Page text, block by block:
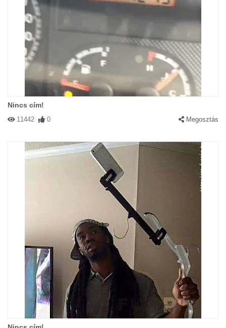
Nincs cím!
11442 0 Megosztás